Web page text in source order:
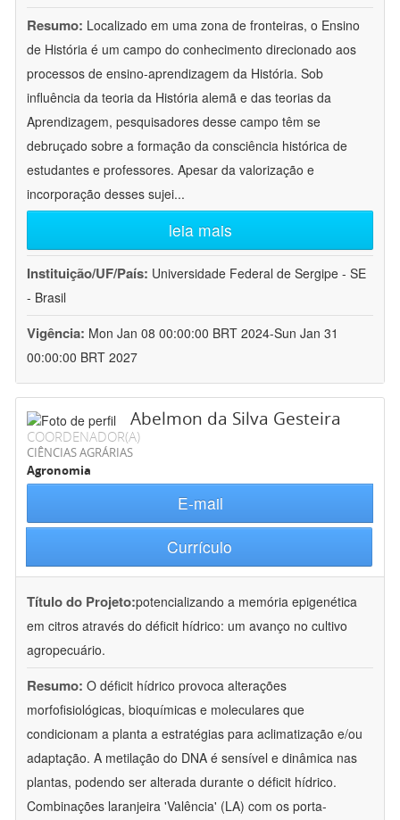
Resumo: Localizado em uma zona de fronteiras, o Ensino
de História é um campo do conhecimento direcionado aos
processos de ensino-aprendizagem da História. Sob
influência da teoria da História alemã e das teorias da
Aprendizagem, pesquisadores desse campo têm se
debruçado sobre a formação da consciência histórica de
estudantes e professores. Apesar da valorização e
incorporação desses sujei...
leia mais
Instituição/UF/País: Universidade Federal de Sergipe - SE
- Brasil
Vigência: Mon Jan 08 00:00:00 BRT 2024-Sun Jan 31
00:00:00 BRT 2027
Abelmon da Silva Gesteira
COORDENADOR(A)
CIÊNCIAS AGRÁRIAS
Agronomia
E-mail
Currículo
Título do Projeto:potencializando a memória epigenética
em citros através do déficit hídrico: um avanço no cultivo
agropecuário.
Resumo: O déficit hídrico provoca alterações
morfofisiológicas, bioquímicas e moleculares que
condicionam a planta a estratégias para aclimatização e/ou
adaptação. A metilação do DNA é sensível e dinâmica nas
plantas, podendo ser alterada durante o déficit hídrico.
Combinações laranjeira 'Valência' (LA) com os porta-